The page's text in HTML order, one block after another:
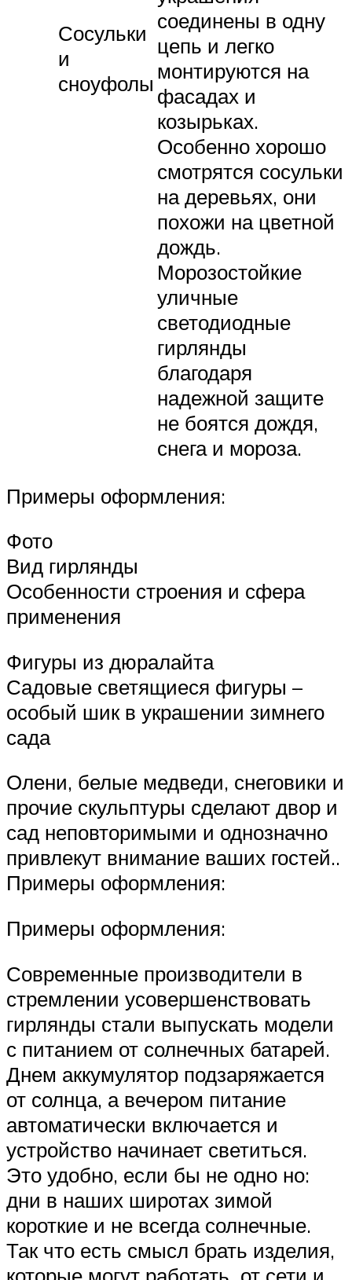
Сосульки
и
сноуфолы
соединены в одну
цепь и легко
монтируются на
фасадах и
козырьках.
Особенно хорошо
смотрятся сосульки
на деревьях, они
похожи на цветной
дождь.
Морозостойкие
уличные
светодиодные
гирлянды
благодаря
надежной защите
не боятся дождя,
снега и мороза.
Примеры оформления:
Фото
Вид гирлянды
Особенности строения и сфера
применения
Фигуры из дюралайта
Садовые светящиеся фигуры –
особый шик в украшении зимнего
сада
Олени, белые медведи, снеговики и
прочие скульптуры сделают двор и
сад неповторимыми и однозначно
привлекут внимание ваших гостей..
Примеры оформления:
Примеры оформления:
Современные производители в
стремлении усовершенствовать
гирлянды стали выпускать модели
с питанием от солнечных батарей.
Днем аккумулятор подзаряжается
от солнца, а вечером питание
автоматически включается и
устройство начинает светиться.
Это удобно, если бы не одно но:
дни в наших широтах зимой
короткие и не всегда солнечные.
Так что есть смысл брать изделия,